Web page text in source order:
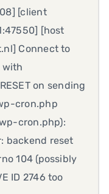
[client
[host
Connect to
with
on sending
cron.php
cron.php):
backend reset
104 (possibly
ID 2746 too